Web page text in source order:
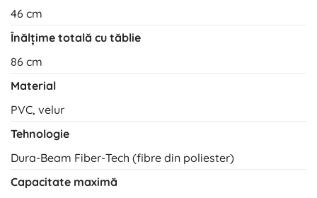
46 cm
Înălțime totală cu tăblie
86 cm
Material
PVC, velur
Tehnologie
Dura-Beam Fiber-Tech (fibre din poliester)
Capacitate maximă